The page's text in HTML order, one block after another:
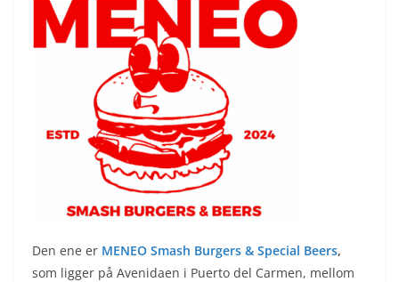
Den ene er MENEO Smash Burgers & Special Beers,
som ligger på Avenidaen i Puerto del Carmen, mellom